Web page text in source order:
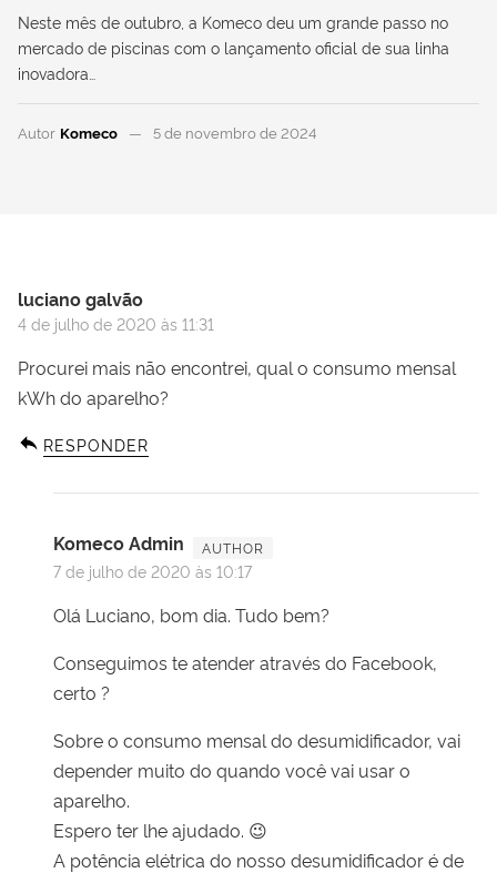
Neste mês de outubro, a Komeco deu um grande passo no
mercado de piscinas com o lançamento oficial de sua linha
inovadora…
Autor Komeco 5 de novembro de 2024
luciano galvão
4 de julho de 2020 às 11:31
Procurei mais não encontrei, qual o consumo mensal
kWh do aparelho?
RESPONDER
Komeco Admin
7 de julho de 2020 às 10:17
Olá Luciano, bom dia. Tudo bem?
Conseguimos te atender através do Facebook,
certo ?
Sobre o consumo mensal do desumidificador, vai
depender muito do quando você vai usar o
aparelho.
Espero ter lhe ajudado. 😉
A potência elétrica do nosso desumidificador é de